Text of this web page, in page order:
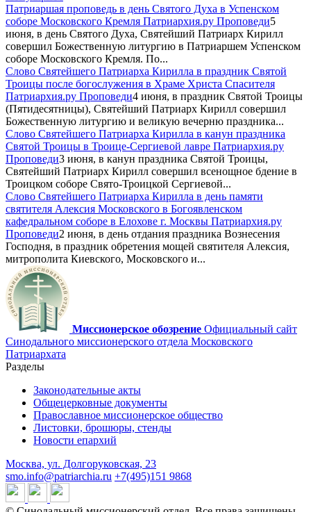
Патриаршая проповедь в день Святого Духа в Успенском
соборе Московского Кремля Патриархия.ру Проповеди5
июня, в день Святого Духа, Святейший Патриарх Кирилл
совершил Божественную литургию в Патриаршем Успенском
соборе Московского Кремля. По...
Слово Святейшего Патриарха Кирилла в праздник Святой
Троицы после богослужения в Храме Христа Спасителя
Патриархия.ру Проповеди4 июня, в праздник Святой Троицы
(Пятидесятницы), Святейший Патриарх Кирилл совершил
Божественную литургию и великую вечерню праздника...
Слово Святейшего Патриарха Кирилла в канун праздника
Святой Троицы в Троице-Сергиевой лавре Патриархия.ру
Проповеди3 июня, в канун праздника Святой Троицы,
Святейший Патриарх Кирилл совершил всенощное бдение в
Троицком соборе Свято-Троицкой Сергиевой...
Слово Святейшего Патриарха Кирилла в день памяти
святителя Алексия Московского в Богоявленском
кафедральном соборе в Елохове г. Москвы Патриархия.ру
Проповеди2 июня, в день отдания праздника Вознесения
Господня, в праздник обретения мощей святителя Алексия,
митрополита Киевского, Московского и...
Миссионерское обозрение Официальный сайт
Синодального миссионерского отдела Московского
Патриархата
Разделы
Законодательные акты
Общецерковные документы
Православное миссионерское общество
Листовки, брошюры, стенды
Новости епархий
Москва, ул. Долгоруковская, 23
smo.info@patriarchia.ru +7(495)151 9868